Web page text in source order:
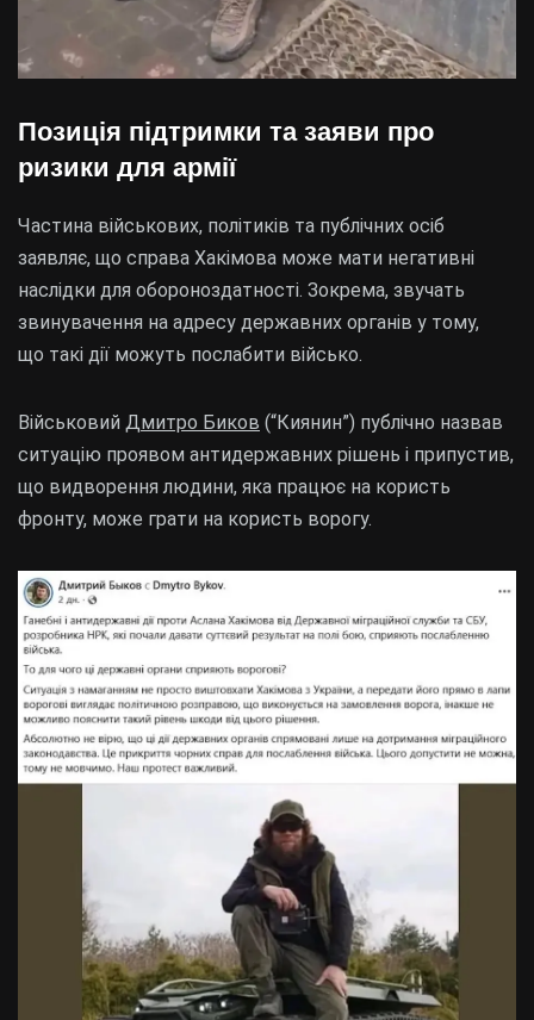
Позиція підтримки та заяви про
ризики для армії
Частина військових, політиків та публічних осіб
заявляє, що справа Хакімова може мати негативні
наслідки для обороноздатності. Зокрема, звучать
звинувачення на адресу державних органів у тому,
що такі дії можуть послабити військо.
Військовий Дмитро Биков (“Киянин”) публічно назвав
ситуацію проявом антидержавних рішень і припустив,
що видворення людини, яка працює на користь
фронту, може грати на користь ворогу.